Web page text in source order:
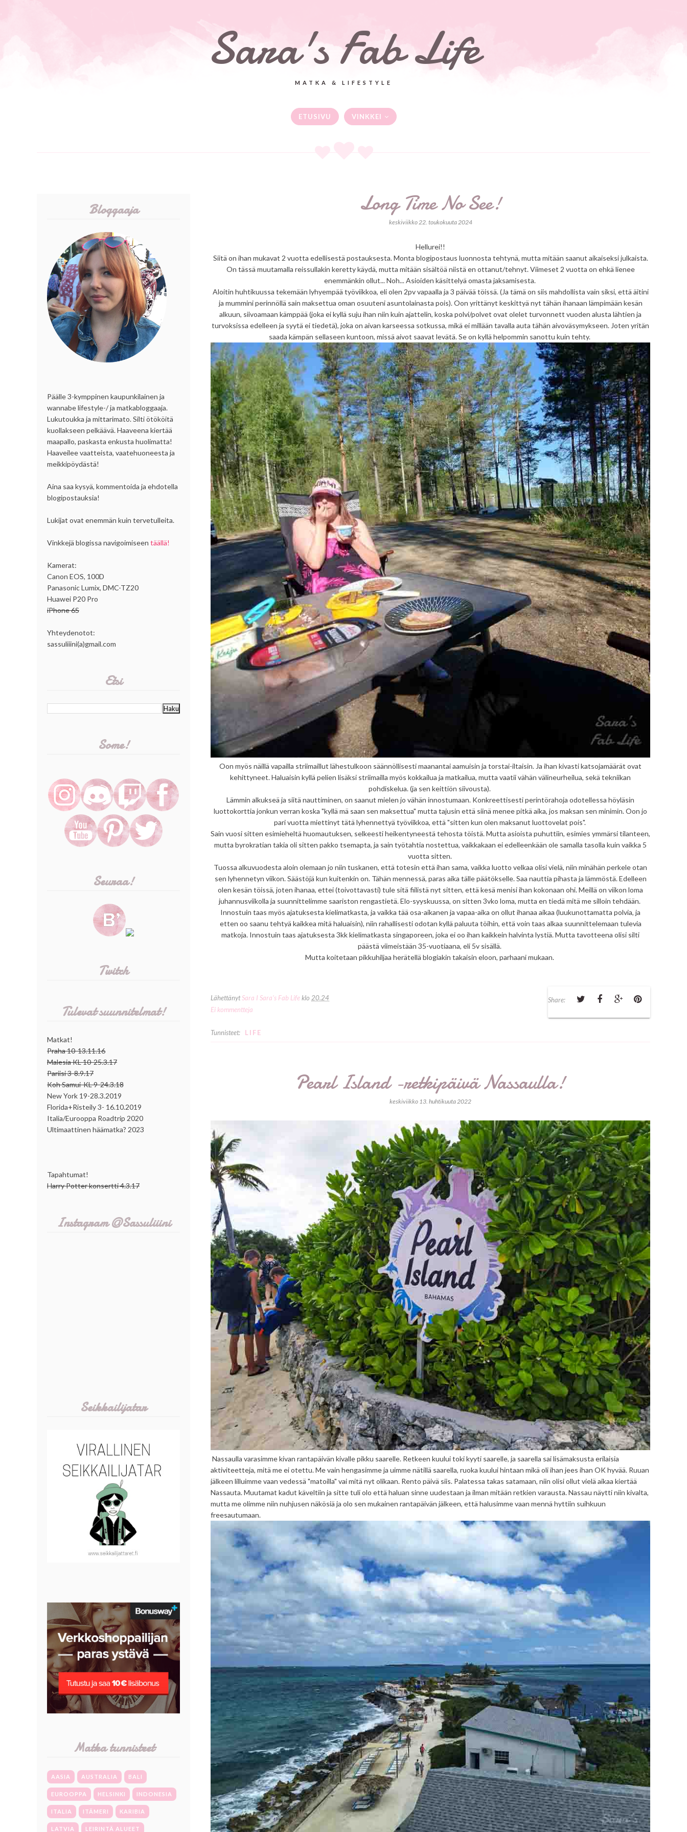
Sara's Fab Life
MATKA & LIFESTYLE
ETUSIVU VINKKEI
Long Time No See!
keskiviikko 22. toukokuuta 2024
Hellurei!!
Siitä on ihan mukavat 2 vuotta edellisestä postauksesta. Monta blogipostaus luonnosta tehtynä, mutta mitään saanut aikaiseksi julkaista.
On tässä muutamalla reissullakin keretty käydä, mutta mitään sisältöä niistä en ottanut/tehnyt. Viimeset 2 vuotta on ehkä lienee
enemmänkin ollut... Noh... Asioiden käsittelyä omasta jaksamisesta.
Aloitin huhtikuussa tekemään lyhyempää työviikkoa, eli olen 2pv vapaalla ja 3 päivää töissä. (Ja tämä on siis mahdollista vain siksi, että äitini
ja mummini perinnöllä sain maksettua oman osuuteni asuntolainasta pois). Oon yrittänyt keskittyä nyt tähän ihanaan lämpimään kesän
alkuun, siivoamaan kämppää (joka ei kyllä suju ihan niin kuin ajattelin, koska polvi/polvet ovat olelet turvonnett vuoden alusta lähtien ja
turvoksissa edelleen ja syytä ei tiedetä), joka on aivan karseessa sotkussa, mikä ei millään tavalla auta tähän aivoväsymykseen. Joten yritän
saada kämpän sellaseen kuntoon, missä aivot saavat levätä. Se on kyllä helpommin sanottu kuin tehty.
Oon myös näillä vapailla striimaillut lähestulkoon säännöllisesti maanantai aamuisin ja torstai-iltaisin. Ja ihan kivasti katsojamäärät ovat
kehittyneet. Haluaisin kyllä pelien lisäksi striimailla myös kokkailua ja matkailua, mutta vaatii vähän välineurheilua, sekä tekniikan
pohdiskelua. (ja sen keittiön siivousta).
Lämmin alkukseä ja siitä nauttiminen, on saanut mielen jo vähän innostumaan. Konkreettisesti perintörahoja odotellessa höyläsin
luottokorttia jonkun verran koska "kyllä mä saan sen maksettua" mutta tajusin että siinä menee pitkä aika, jos maksan sen minimin. Oon jo
pari vuotta miettinyt tätä lyhennettyä työviikkoa, että "sitten kun olen maksanut luottovelat pois".
Sain vuosi sitten esimieheltä huomautuksen, selkeesti heikentyneestä tehosta töistä. Mutta asioista puhuttiin, esimies ymmärsi tilanteen,
mutta byrokratian takia oli sitten pakko tsemapta, ja sain työtahtia nostettua, vaikkakaan ei edelleenkään ole samalla tasolla kuin vaikka 5
vuotta sitten.
Tuossa alkuvuodesta aloin olemaan jo niin tuskanen, että totesin että ihan sama, vaikka luotto velkaa olisi vielä, niin minähän perkele otan
sen lyhennetyn viikon. Säästöjä kun kuitenkin on. Tähän mennessä, paras aika tälle päätökselle. Saa nauttia pihasta ja lämmöstä. Edelleen
olen kesän töissä, joten ihanaa, ettei (toivottavasti) tule sitä fiilistä nyt sitten, että kesä menisi ihan kokonaan ohi. Meillä on viikon loma
juhannusviikolla ja suunnittelimme saariston rengastietä. Elo-syyskuussa, on sitten 3vko loma, mutta en tiedä mitä me silloin tehdään.
Innostuin taas myös ajatuksesta kielimatkasta, ja vaikka tää osa-aikanen ja vapaa-aika on ollut ihanaa aikaa (luukunottamatta polvia, ja
etten oo saanu tehtyä kaikkea mitä haluaisin), niin rahallisesti odotan kyllä paluuta töihin, että voin taas alkaa suunnittelemaan tulevia
matkoja. Innostuin taas ajatuksesta 3kk kielimatkasta singaporeen, joka ei oo ihan kaikkein halvinta lystiä. Mutta tavotteena olisi silti
päästä viimeistään 35-vuotiaana, eli 5v sisällä.
Mutta koitetaan pikkuhiljaa herätellä blogiakin takaisin eloon, parhaani mukaan.
LähettänytSara I Sara's Fab Lifeklo 20.24
Ei kommentteja
Share:
Tunnisteet: LIFE
Pearl Island -retkipäivä Nassaulla!
keskiviikko 13. huhtikuuta 2022
Nassaulla varasimme kivan rantapäivän kivalle pikku saarelle. Retkeen kuului toki kyyti saarelle, ja saarella sai lisämaksusta erilaisia
aktiviteetteja, mitä me ei otettu. Me vain hengasimme ja uimme nätillä saarella, ruoka kuului hintaan mikä oli ihan jees ihan OK hyvää. Ruuan
jälkeen lilluimme vaan vedessä "matoilla" vai mitä nyt olikaan. Rento päivä siis. Palatessa takas satamaan, niin olisi ollut vielä aikaa kiertää
Nassauta. Muutamat kadut käveltiin ja sitte tuli olo että haluan sinne uudestaan ja ilman mitään retkien varausta. Nassau näytti niin kivalta,
mutta me olimme niin nuhjusen näkösiä ja olo sen mukainen rantapäivän jälkeen, että halusimme vaan mennä hyttiin suihkuun
freesautumaan.
Bloggaaja
Päälle 3-kymppinen kaupunkilainen ja
wannabe lifestyle-/ ja matkabloggaaja.
Lukutoukka ja mittarimato. Silti ötököitä
kuollakseen pelkäävä. Haaveena kiertää
maapallo, paskasta enkusta huolimatta!
Haaveilee vaatteista, vaatehuoneesta ja
meikkipöydästä!
Aina saa kysyä, kommentoida ja ehdotella
blogipostauksia!
Lukijat ovat enemmän kuin tervetulleita.
Vinkkejä blogissa navigoimiseen täällä!
Kamerat:
Canon EOS, 100D
Panasonic Lumix, DMC-TZ20
Huawei P20 Pro
iPhone 6S
Yhteydenotot:
sassuliiini(a)gmail.com
Etsi
Some!
Seuraa!
Twitch
Tulevat suunnitelmat!
Matkat!
Praha 10-13.11.16
Malesia KL 10-25.3.17
Pariisi 3-8.9.17
Koh Samui-KL 9-24.3.18
New York 19-28.3.2019
Florida+Risteily 3- 16.10.2019
Italia/Eurooppa Roadtrip 2020
Ultimaattinen häämatka? 2023
Tapahtumat!
Harry Potter konsertti 4.3.17
Instagram @Sassuliiini
Seikkailijatar
Matka tunnisteet
AASIA AUSTRALIA BALI
EUROOPPA HELSINKI INDONESIA
ITALIA ITÄMERI KARIBIA
LATVIA LEIRINTÄ ALUEET